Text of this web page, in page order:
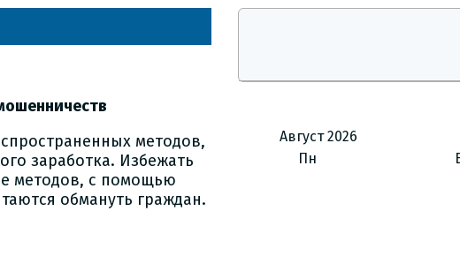
методов,
заработка. Избежать
методов, с помощью
обмануть граждан.
Август 2026
Пн